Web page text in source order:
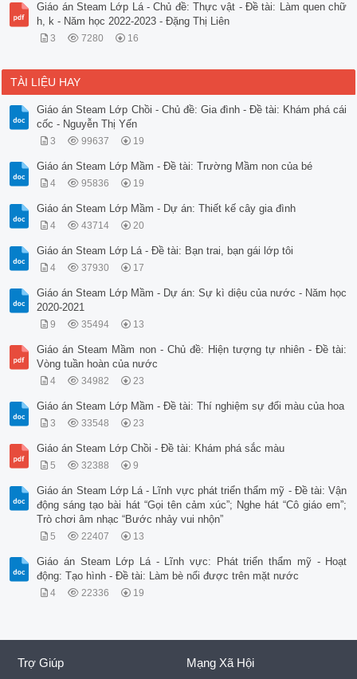
Giáo án Steam Lớp Lá - Chủ đề: Thực vật - Đề tài: Làm quen chữ
h, k - Năm học 2022-2023 - Đặng Thị Liên
3 7280 16
TÀI LIỆU HAY
Giáo án Steam Lớp Chồi - Chủ đề: Gia đình - Đề tài: Khám phá cái
cốc - Nguyễn Thị Yến
3 99637 19
Giáo án Steam Lớp Mầm - Đề tài: Trường Mầm non của bé
4 95836 19
Giáo án Steam Lớp Mầm - Dự án: Thiết kế cây gia đình
4 43714 20
Giáo án Steam Lớp Lá - Đề tài: Bạn trai, bạn gái lớp tôi
4 37930 17
Giáo án Steam Lớp Mầm - Dự án: Sự kì diệu của nước - Năm học
2020-2021
9 35494 13
Giáo án Steam Mầm non - Chủ đề: Hiện tượng tự nhiên - Đề tài:
Vòng tuần hoàn của nước
4 34982 23
Giáo án Steam Lớp Mầm - Đề tài: Thí nghiệm sự đổi màu của hoa
3 33548 23
Giáo án Steam Lớp Chồi - Đề tài: Khám phá sắc màu
5 32388 9
Giáo án Steam Lớp Lá - Lĩnh vực phát triển thẩm mỹ - Đề tài: Vận
động sáng tạo bài hát “Gọi tên cảm xúc”; Nghe hát “Cô giáo em”;
Trò chơi âm nhạc “Bước nhảy vui nhộn”
5 22407 13
Giáo án Steam Lớp Lá - Lĩnh vực: Phát triển thẩm mỹ - Hoạt
động: Tạo hình - Đề tài: Làm bè nổi được trên mặt nước
4 22336 19
Trợ Giúp Mạng Xã Hội